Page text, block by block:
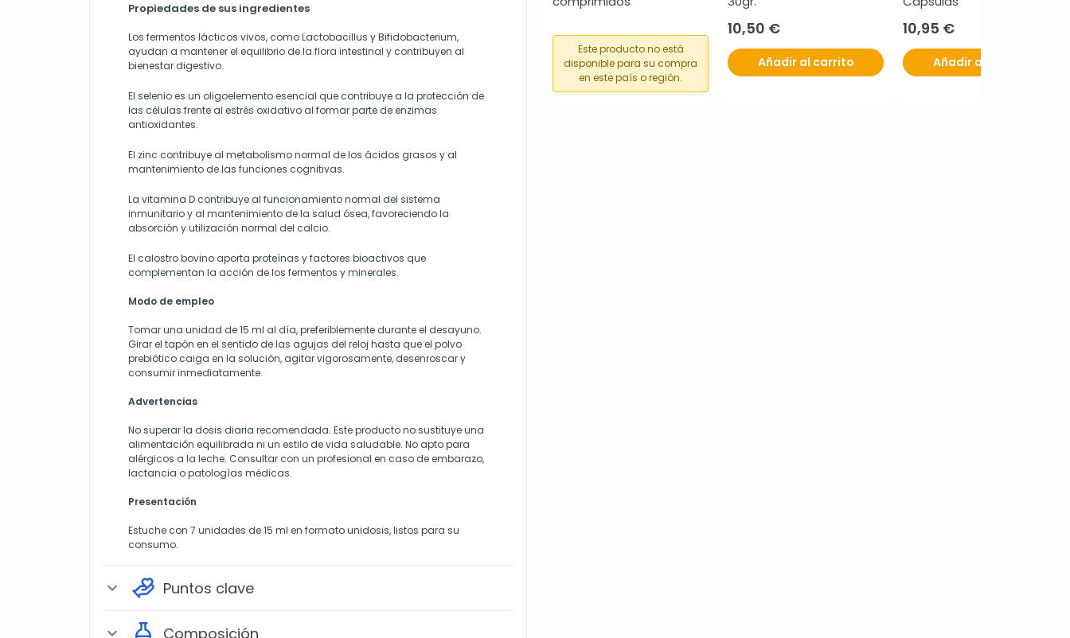
Propiedades de sus ingredientes
Los fermentos lácticos vivos, como Lactobacillus y Bifidobacterium,
ayudan a mantener el equilibrio de la flora intestinal y contribuyen al
bienestar digestivo.
El selenio es un oligoelemento esencial que contribuye a la protección de
las células frente al estrés oxidativo al formar parte de enzimas
antioxidantes.
El zinc contribuye al metabolismo normal de los ácidos grasos y al
mantenimiento de las funciones cognitivas.
La vitamina D contribuye al funcionamiento normal del sistema
inmunitario y al mantenimiento de la salud ósea, favoreciendo la
absorción y utilización normal del calcio.
El calostro bovino aporta proteínas y factores bioactivos que
complementan la acción de los fermentos y minerales.
Modo de empleo
Tomar una unidad de 15 ml al día, preferiblemente durante el desayuno.
Girar el tapón en el sentido de las agujas del reloj hasta que el polvo
prebiótico caiga en la solución, agitar vigorosamente, desenroscar y
consumir inmediatamente.
Advertencias
No superar la dosis diaria recomendada. Este producto no sustituye una
alimentación equilibrada ni un estilo de vida saludable. No apto para
alérgicos a la leche. Consultar con un profesional en caso de embarazo,
lactancia o patologías médicas.
Presentación
Estuche con 7 unidades de 15 ml en formato unidosis, listos para su
consumo.
expand_more Puntos clave
expand_more Composición
Este producto no está
disponible para su compra
en este país o región.
10,50 €
Añadir al carrito
10,95 €
Añadir al carrito